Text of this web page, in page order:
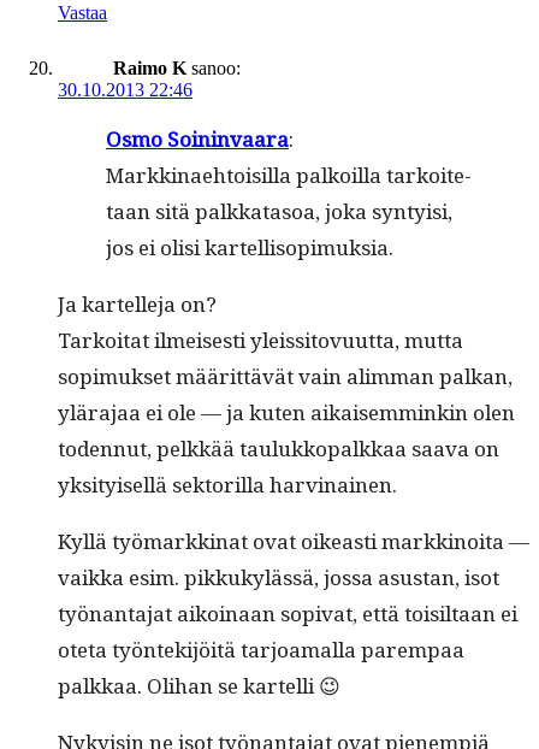
Vastaa
Raimo K sanoo:
30.10.2013 22:46
Osmo Soin­in­vaara:
Markki­nae­htoisil­la palkoil­la tarkoite­
taan sitä palkkata­soa, joka syn­ty­isi,
jos ei olisi kartellisopimuksia.
Ja kartelle­ja on?
Tarkoi­tat ilmeis­es­ti yleis­si­tovu­ut­ta, mut­ta
sopimuk­set määrit­tävät vain alim­man palkan,
ylära­jaa ei ole — ja kuten aikaisem­minkin olen
toden­nut, pelkkää taulukkopalkkaa saa­va on
yksi­tyisel­lä sek­to­ril­la harvinainen.
Kyl­lä työ­markki­nat ovat oikeasti markki­noi­ta —
vaik­ka esim. pikkukylässä, jos­sa asus­tan, isot
työ­nan­ta­jat aikoinaan sopi­vat, että toisil­taan ei
ote­ta työn­tek­i­jöitä tar­joa­mal­la parem­paa
palkkaa. Oli­han se kartelli 😉
Nyky­isin ne isot työ­nan­ta­jat ovat pienem­piä